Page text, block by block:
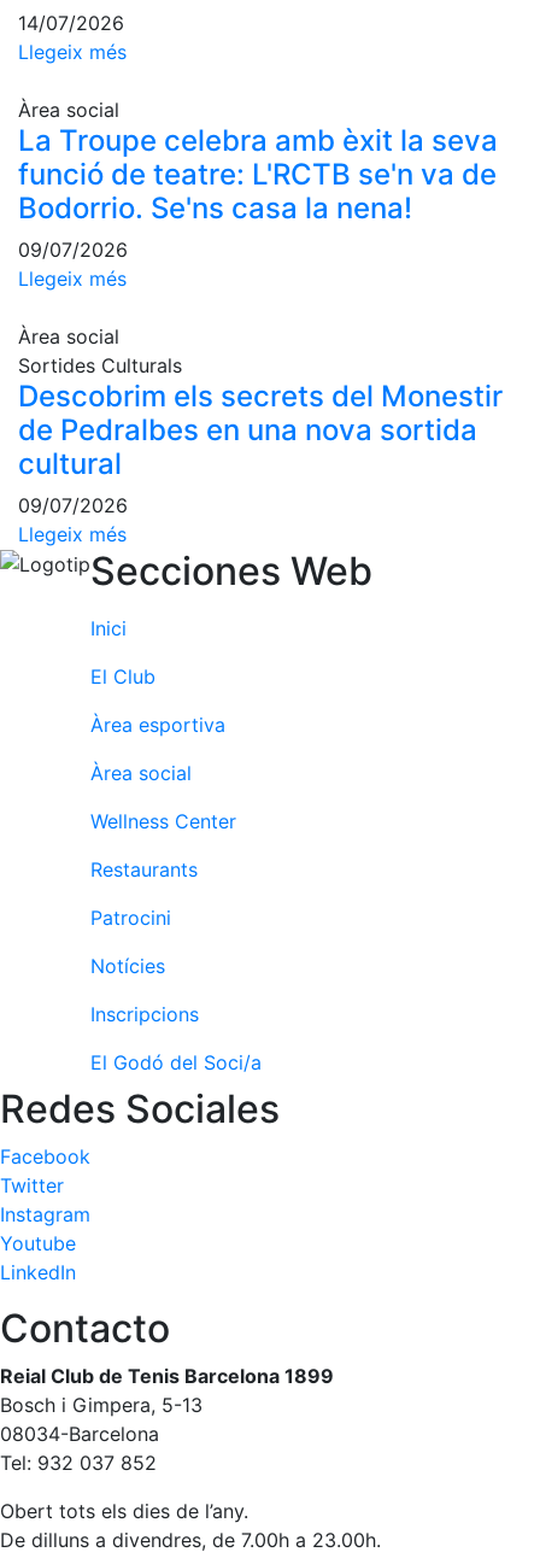
14/07/2026
Llegeix més
Àrea social
La Troupe celebra amb èxit la seva
funció de teatre: L'RCTB se'n va de
Bodorrio. Se'ns casa la nena!
09/07/2026
Llegeix més
Àrea social
Sortides Culturals
Descobrim els secrets del Monestir
de Pedralbes en una nova sortida
cultural
09/07/2026
Llegeix més
Secciones Web
Inici
El Club
Àrea esportiva
Àrea social
Wellness Center
Restaurants
Patrocini
Notícies
Inscripcions
El Godó del Soci/a
Redes Sociales
Facebook
Twitter
Instagram
Youtube
LinkedIn
Contacto
Reial Club de Tenis Barcelona 1899
Bosch i Gimpera, 5-13
08034-Barcelona
Tel: 932 037 852
Obert tots els dies de l’any.
De dilluns a divendres, de 7.00h a 23.00h.